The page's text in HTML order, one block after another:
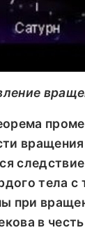
тела
при
в